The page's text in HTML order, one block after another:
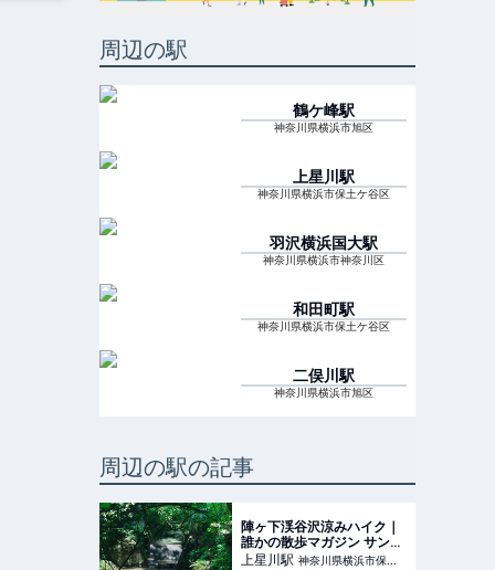
周辺の駅
鶴ケ峰駅
神奈川県横浜市旭区
上星川駅
神奈川県横浜市保土ケ谷区
羽沢横浜国大駅
神奈川県横浜市神奈川区
和田町駅
神奈川県横浜市保土ケ谷区
二俣川駅
神奈川県横浜市旭区
周辺の駅の記事
陣ヶ下渓谷沢涼みハイク｜
誰かの散歩マガジン サンポ
ー
上星川駅 神奈川県横浜市保土